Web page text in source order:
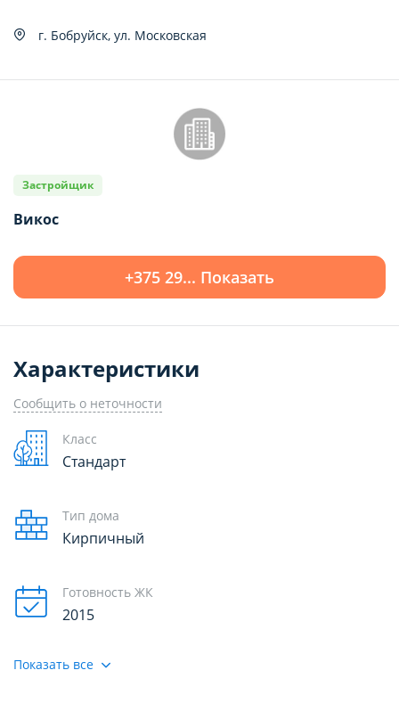
г. Бобруйск, ул. Московская
Застройщик
Викос
+375 29... Показать
Характеристики
Сообщить о неточности
Класс
Стандарт
Тип дома
Кирпичный
Готовность ЖК
2015
Показать все
Показать 0 квартир